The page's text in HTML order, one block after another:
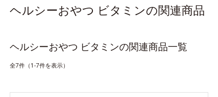
ヘルシーおやつ ビタミンの関連商品
ヘルシーおやつ ビタミンの関連商品一覧
全7件（1-7件を表示）